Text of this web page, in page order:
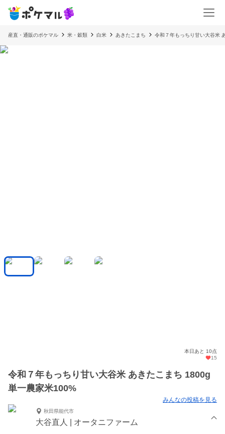
産直・通販のポケマル 米・穀類 白米 あきたこまち 令和７年もっちり甘い大谷米
本日あと 10点
15
令和７年もっちり甘い大谷米 あきたこまち 1800g
単一農家米100%
みんなの投稿を見る
秋田県能代市
大谷直人 | オータニファーム